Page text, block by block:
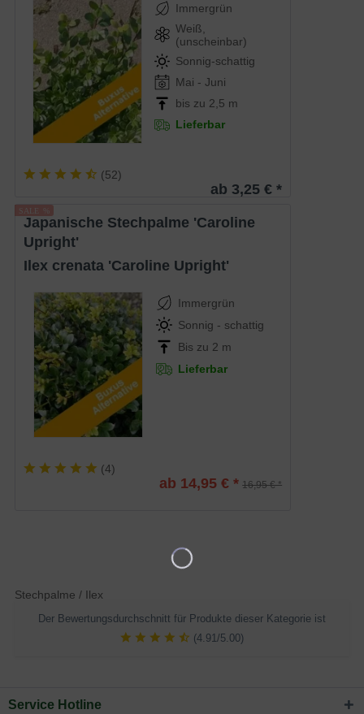
Immergrün
Weiß,
(unscheinbar)
Sonnig-schattig
Mai - Juni
bis zu 2,5 m
Lieferbar
(52)
ab 3,25 € *
japanische Stechpalme 'Caroline
Upright'
Ilex crenata 'Caroline Upright'
Immergrün
Sonnig - schattig
Bis zu 2 m
Lieferbar
(4)
ab 14,95 € * 16,95 € *
Stechpalme / Ilex
Der Bewertungsdurchschnitt für Produkte dieser Kategorie ist
(4.91/5.00)
Service Hotline